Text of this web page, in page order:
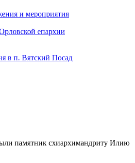
и мероприятия
епархии
в п. Вятский Посад
памятник схиархимандриту Илию